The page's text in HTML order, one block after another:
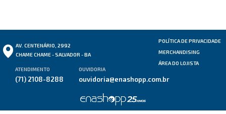
AV. CENTENÁRIO, 2992
CHAME CHAME - SALVADOR - BA
ATENDIMENTO
(71) 2108-8288
OUVIDORIA
ouvidoria@enashopp.com.br
POLÍTICA DE PRIVACIDADE
MERCHANDISING
ÁREA DO LOJISTA